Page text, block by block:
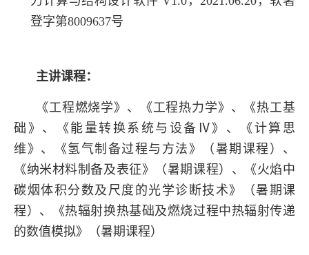
登字第8009637号
主讲课程：
《工程燃烧学》、《工程热力学》、《热工基
础》、《能量转换系统与设备Ⅳ》、《计算思
维》、《氢气制备过程与方法》（暑期课程）、
《纳米材料制备及表征》（暑期课程）、《火焰中
碳烟体积分数及尺度的光学诊断技术》（暑期课
程）、《热辐射换热基础及燃烧过程中热辐射传递
的数值模拟》（暑期课程）